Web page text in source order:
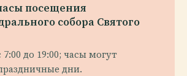
посещения
собора Святого
до 19:00; часы могут
дни.